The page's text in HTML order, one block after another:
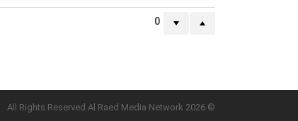
0
© 2026 All Rights Reserved Al Raed Media Network